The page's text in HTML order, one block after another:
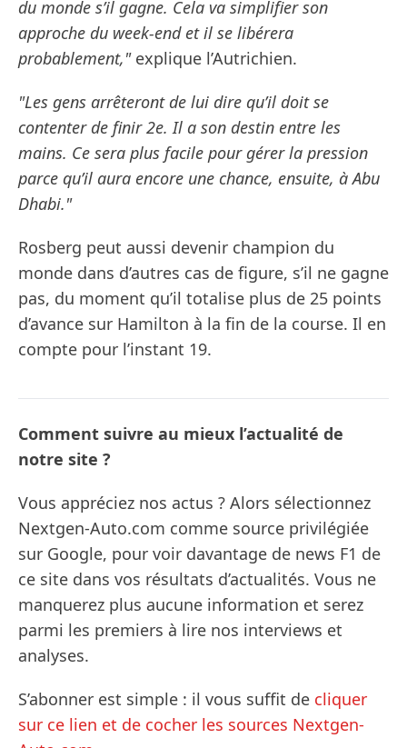
du monde s’il gagne. Cela va simplifier son
approche du week-end et il se libérera
probablement,"explique l’Autrichien.
"Les gens arrêteront de lui dire qu’il doit se
contenter de finir 2e. Il a son destin entre les
mains. Ce sera plus facile pour gérer la pression
parce qu’il aura encore une chance, ensuite, à Abu
Dhabi."
Rosberg peut aussi devenir champion du
monde dans d’autres cas de figure, s’il ne gagne
pas, du moment qu’il totalise plus de 25 points
d’avance sur Hamilton à la fin de la course. Il en
compte pour l’instant 19.
Comment suivre au mieux l’actualité de
notre site ?
Vous appréciez nos actus ? Alors sélectionnez
Nextgen-Auto.com comme source privilégiée
sur Google, pour voir davantage de news F1 de
ce site dans vos résultats d’actualités. Vous ne
manquerez plus aucune information et serez
parmi les premiers à lire nos interviews et
analyses.
S’abonner est simple : il vous suffit de cliquer
sur ce lien et de cocher les sources Nextgen-